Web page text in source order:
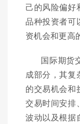
己的风险偏好
品种投资者可
资机会和更高
国际期货
成部分，其复
的交易机会和
交易时间安排
波动以及根据